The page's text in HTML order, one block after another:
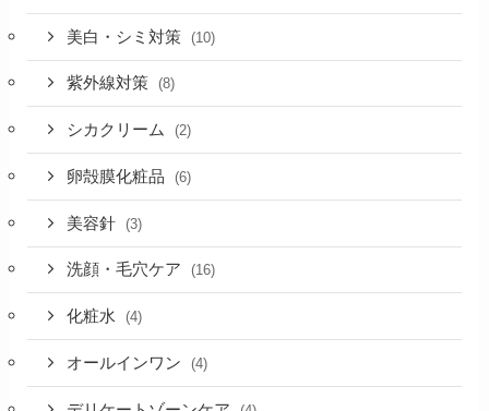
美白・シミ対策 (10)
紫外線対策 (8)
シカクリーム (2)
卵殻膜化粧品 (6)
美容針 (3)
洗顔・毛穴ケア (16)
化粧水 (4)
オールインワン (4)